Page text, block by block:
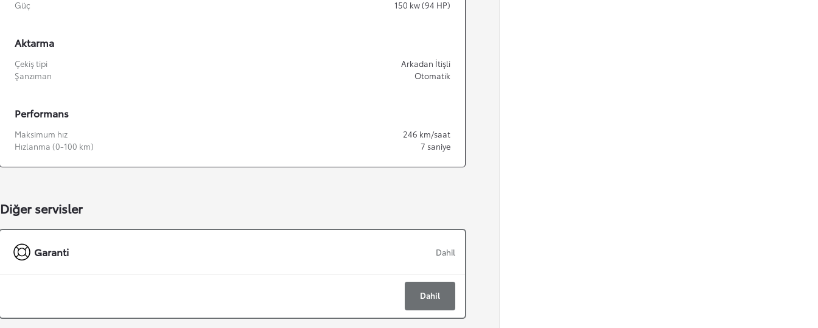
Güç
150 kw (94 HP)
Aktarma
Çekiş tipi
Arkadan İtişli
Şanzıman
Otomatik
Performans
Maksimum hız 246 km/saat
Hızlanma (0-100 km)
7 saniye
Diğer servisler
Garanti Dahil
Dahil